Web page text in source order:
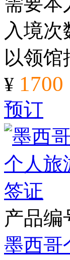
入境
以领馆
¥ 1700
预订
产品编
墨西哥